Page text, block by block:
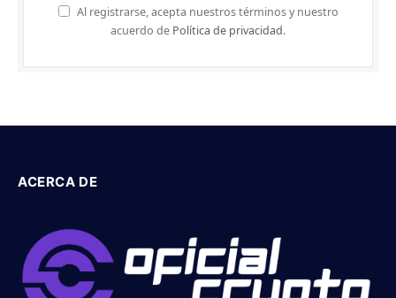
Al registrarse, acepta nuestros términos y nuestro
acuerdo de Política de privacidad.
ACERCA DE